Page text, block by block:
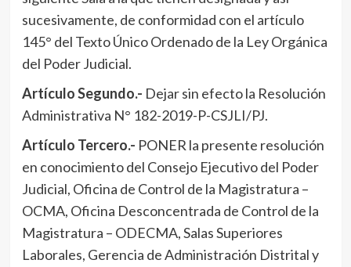
sucesivamente, de conformidad con el artículo
145° del Texto Único Ordenado de la Ley Orgánica
del Poder Judicial.
Artículo Segundo.- Dejar sin efecto la Resolución
Administrativa N° 182-2019-P-CSJLI/PJ.
Artículo Tercero.- PONER la presente resolución
en conocimiento del Consejo Ejecutivo del Poder
Judicial, Oficina de Control de la Magistratura –
OCMA, Oficina Desconcentrada de Control de la
Magistratura – ODECMA, Salas Superiores
Laborales, Gerencia de Administración Distrital y